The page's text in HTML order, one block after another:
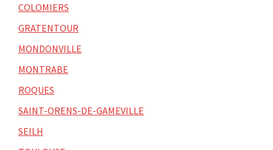
COLOMIERS
GRATENTOUR
MONDONVILLE
MONTRABE
ROQUES
SAINT-ORENS-DE-GAMEVILLE
SEILH